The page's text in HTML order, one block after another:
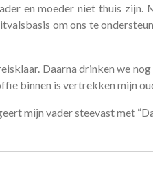
en moeder niet thuis zijn.
om ons te
Daarna drinken we
binnen is vertrekken mijn
mijn vader steevast met